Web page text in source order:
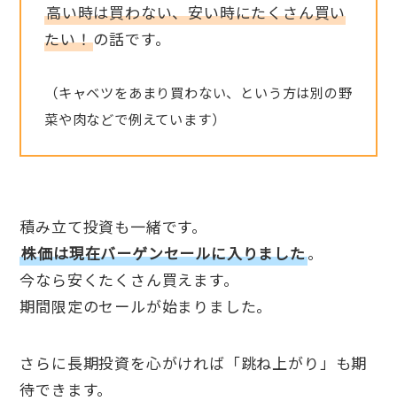
高い時は買わない、安い時にたくさん買い
たい！の話です。
（キャベツをあまり買わない、という方は別の野
菜や肉などで例えています）
積み立て投資も一緒です。
株価は現在バーゲンセールに入りました。
今なら安くたくさん買えます。
期間限定のセールが始まりました。
さらに長期投資を心がければ「跳ね上がり」も期
待できます。